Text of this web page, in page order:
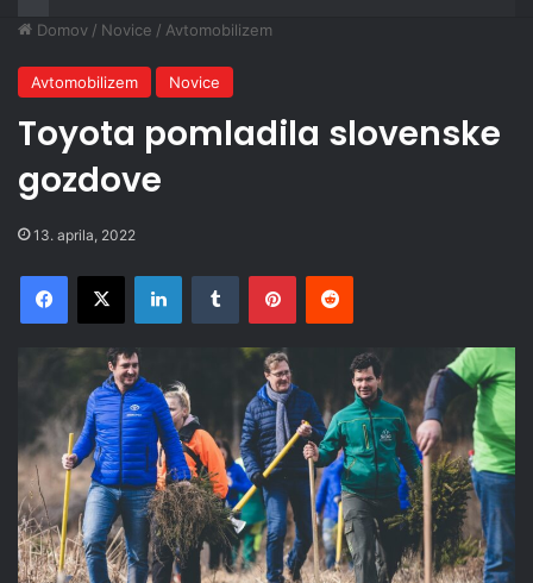
Domov / Novice / Avtomobilizem
Avtomobilizem Novice
Toyota pomladila slovenske
gozdove
13. aprila, 2022
Facebook
X LinkedInTumblr PinterestReddit